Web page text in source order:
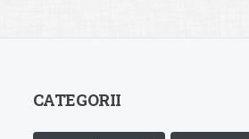
CATEGORII